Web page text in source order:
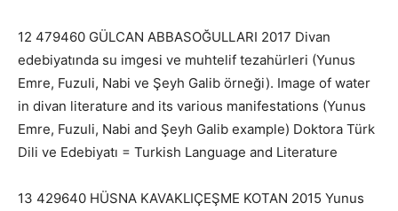
12 479460 GÜLCAN ABBASOĞULLARI 2017 Divan
edebiyatında su imgesi ve muhtelif tezahürleri (Yunus
Emre, Fuzuli, Nabi ve Şeyh Galib örneği). Image of water
in divan literature and its various manifestations (Yunus
Emre, Fuzuli, Nabi and Şeyh Galib example) Doktora Türk
Dili ve Edebiyatı = Turkish Language and Literature
13 429640 HÜSNA KAVAKLIÇEŞME KOTAN 2015 Yunus